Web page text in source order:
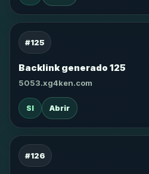
#125
Backlink generado 125
5053.xg4ken.com
SI Abrir
#126